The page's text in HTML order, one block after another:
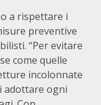
a rispettare i
preventive
“Per evitare
come quelle
incolonnate
adottare ogni